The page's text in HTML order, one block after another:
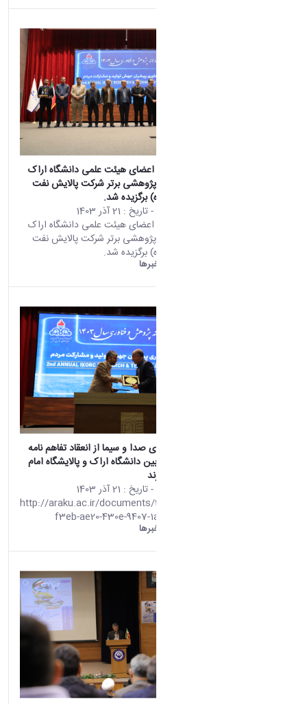
طرح پژوهشی اعضای هیئت علمی دانشگاه اراک
به عنوان طرح پژوهشی برتر شرکت پالایش نفت
امام خمینی (ره) برگزیده شد.
- تاریخ : 21 آذر 1403
طرح پژوهشی اعضای هیئت علمی دانشگاه اراک
به عنوان طرح پژوهشی برتر شرکت پالایش نفت
امام خمینی (ره) برگزیده شد.
خبرها
گزارش خبرگزاری صدا و سیما از انعقاد تفاهم نامه
همکاری فی مابین دانشگاه اراک و پالایشگاه امام
خمینی (ره)شازند
- تاریخ : 21 آذر 1403
http://araku.ac.ir/documents/28566/983b
f3eb-ae20-430e-9407-1ad500fd5ec2
خبرها